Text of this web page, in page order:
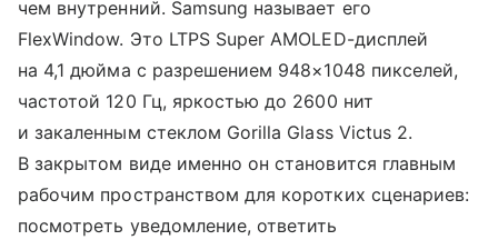
чем внутренний. Samsung называет его
FlexWindow. Это LTPS Super AMOLED-дисплей
на 4,1 дюйма с разрешением 948×1048 пикселей,
частотой 120 Гц, яркостью до 2600 нит
и закаленным стеклом Gorilla Glass Victus 2.
В закрытом виде именно он становится главным
рабочим пространством для коротких сценариев:
посмотреть уведомление, ответить